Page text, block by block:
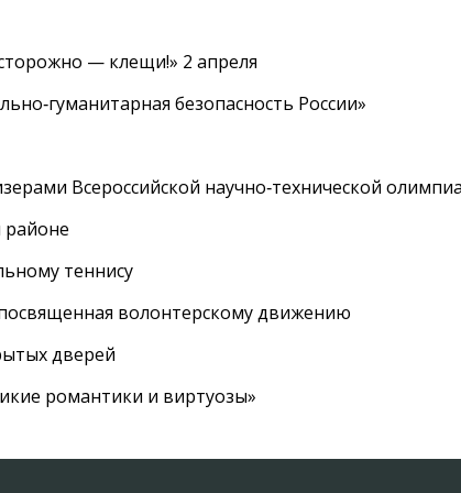
— клещи!» 2 апреля
безопасность России»
Всероссийской научно‑технической
районе
теннису
волонтерскому движению
дверей
романтики и виртуозы»